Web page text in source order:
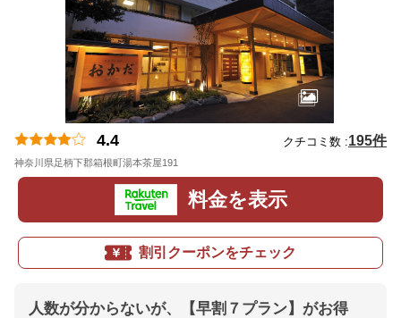
4.4 クチコミ数 :195件
神奈川県足柄下郡箱根町湯本茶屋191
料金を表示
割引クーポンをチェック
人数が分からないが、【早割７プラン】がお得